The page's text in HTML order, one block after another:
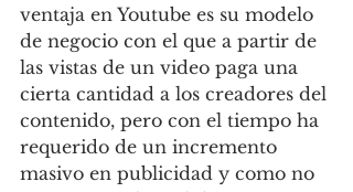
ventaja en Youtube es su modelo
de negocio con el que a partir de
las vistas de un video paga una
cierta cantidad a los creadores del
contenido, pero con el tiempo ha
requerido de un incremento
masivo en publicidad y como no